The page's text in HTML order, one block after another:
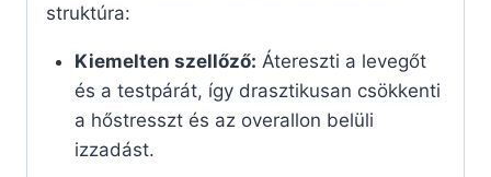
struktúra:
Kiemelten szellőző: Átereszti a levegőt
és a testpárát, így drasztikusan csökkenti
a hőstresszt és az overallon belüli
izzadást.